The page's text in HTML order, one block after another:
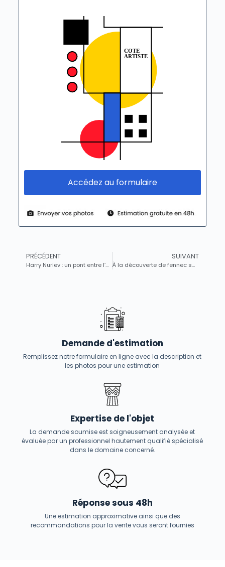
Accédez au formulaire
PRÉCÉDENT
Harry Nuriev : un pont entre l’histoire et la modernité à travers sa collection Louvre Couture
SUIVANT
À la découverte de fennec shand : le personnage emblématique de la semaine dans l’univers des objets de collection
Demande d'estimation
Remplissez notre formulaire en ligne avec la description et
les photos pour une estimation
Expertise de l'objet
La demande soumise est soigneusement analysée et
évaluée par un professionnel hautement qualifié spécialisé
dans le domaine concerné.
Réponse sous 48h
Une estimation approximative ainsi que des
recommandations pour la vente vous seront fournies